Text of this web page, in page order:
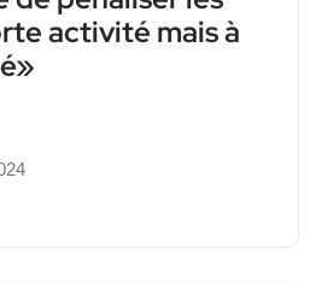
activité mais à